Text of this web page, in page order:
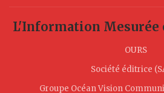
L'Information Mesurée
OURS
Société éditrice
Groupe Océan Vision